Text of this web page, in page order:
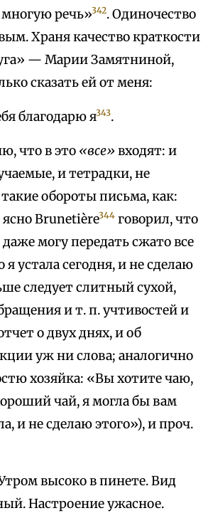
многую речь»342. Одиночество
Храня качество краткости
— Марии Замятниной,
сказать ей от меня:
благодарю я343.
что в это «все» входят: и
и тетрадки, не
обороты письма, как:
Brunetière344 говорил, что
могу передать сжато все
устала сегодня, и не сделаю
следует слитный сухой,
и т. п. учтивостей и
о двух днях, и об
уж ни слова; аналогично
хозяйка: «Вы хотите чаю,
чай, я могла бы вам
и не сделаю этого»), и проч.
высоко в пинете. Вид
Настроение ужасное.